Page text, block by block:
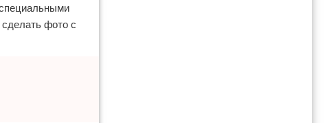
фото с